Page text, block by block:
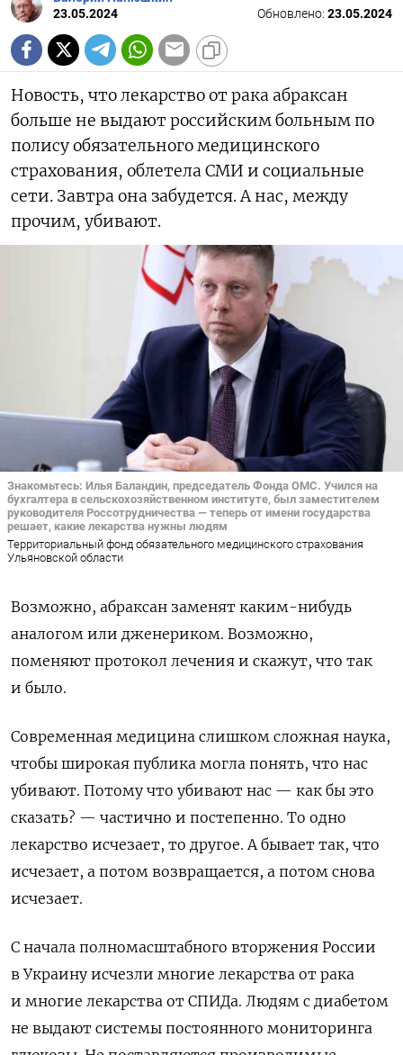
23.05.2024
Обновлено: 23.05.2024
Новость, что лекарство от рака абраксан
больше не выдают российским больным по
полису обязательного медицинского
страхования, облетела СМИ и социальные
сети. Завтра она забудется. А нас, между
прочим, убивают.
Знакомьтесь: Илья Баландин, председатель Фонда ОМС. Учился на
бухгалтера в сельскохозяйственном институте, был заместителем
руководителя Россотрудничества — теперь от имени государства
решает, какие лекарства нужны людям
Территориальный фонд обязательного медицинского страхования
Ульяновской области
Возможно, абраксан заменят каким-нибудь
аналогом или дженериком. Возможно,
поменяют протокол лечения и скажут, что так
и было.
Современная медицина слишком сложная наука,
чтобы широкая публика могла понять, что нас
убивают. Потому что убивают нас — как бы это
сказать? — частично и постепенно. То одно
лекарство исчезает, то другое. А бывает так, что
исчезает, а потом возвращается, а потом снова
исчезает.
С начала полномасштабного вторжения России
в Украину исчезли многие лекарства от рака
и многие лекарства от СПИДа. Людям с диабетом
не выдают системы постоянного мониторинга